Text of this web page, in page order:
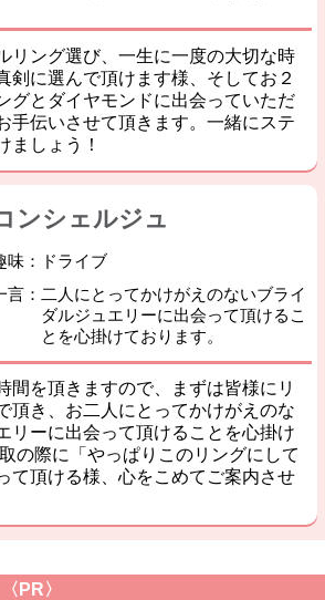
リング選び、一生に一度の大切な時
剣に選んで頂けます様、そしてお２
グとダイヤモンドに出会っていただ
手伝いさせて頂きます。一緒にステ
ましょう！
ンシェルジュ
味：ドライブ
言：二人にとってかけがえのないブライ
ダルジュエリーに出会って頂けるこ
とを心掛けております。
間を頂きますので、まずは皆様にリ
頂き、お二人にとってかけがえのな
リーに出会って頂けることを心掛け
の際に「やっぱりこのリングにして
て頂ける様、心をこめてご案内させ
PR〉